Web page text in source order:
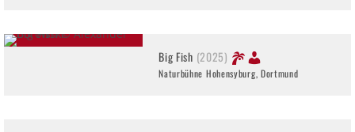
Big Fish (2025)
Naturbühne Hohensyburg, Dortmund